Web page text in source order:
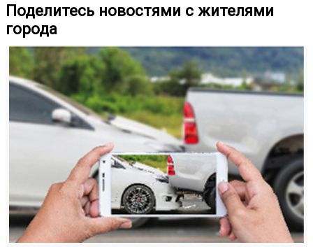
Поделитесь новостями с жителями
города